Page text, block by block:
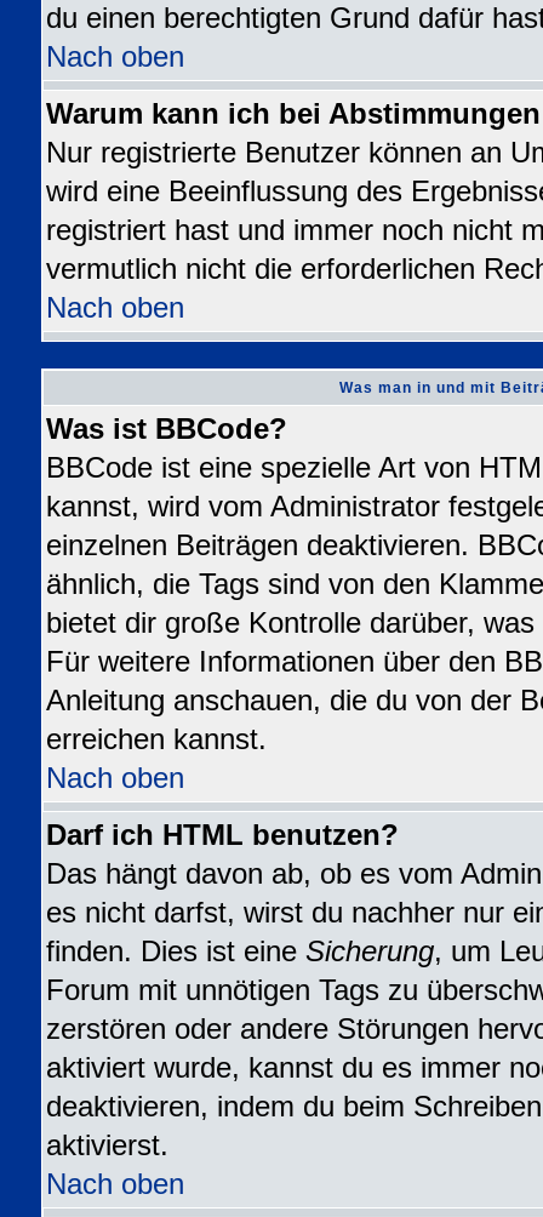
du einen berechtigten Grund dafür
Nach oben
Warum kann ich bei
Nur registrierte Benutzer können an
wird eine Beeinflussung des
registriert hast und immer noch nicht
vermutlich nicht die erforderlichen
Nach oben
Was man in und mit
Was ist BBCode?
BBCode ist eine spezielle Art von
kannst, wird vom Administrator
einzelnen Beiträgen deaktivieren.
ähnlich, die Tags sind von den
bietet dir große Kontrolle darüber,
Für weitere Informationen über den
Anleitung anschauen, die du von der
erreichen kannst.
Nach oben
Darf ich HTML benutzen?
Das hängt davon ab, ob es vom
es nicht darfst, wirst du nachher nur
finden. Dies ist eine Sicherung, um
Forum mit unnötigen Tags zu
zerstören oder andere Störungen
aktiviert wurde, kannst du es immer
deaktivieren, indem du beim
aktivierst.
Nach oben